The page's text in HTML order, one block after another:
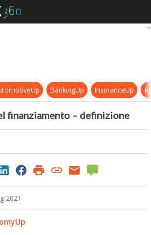
Seed > Fasi del finanziamento –
BankingUp InsuranceUp
finanziamento – definizione
2021